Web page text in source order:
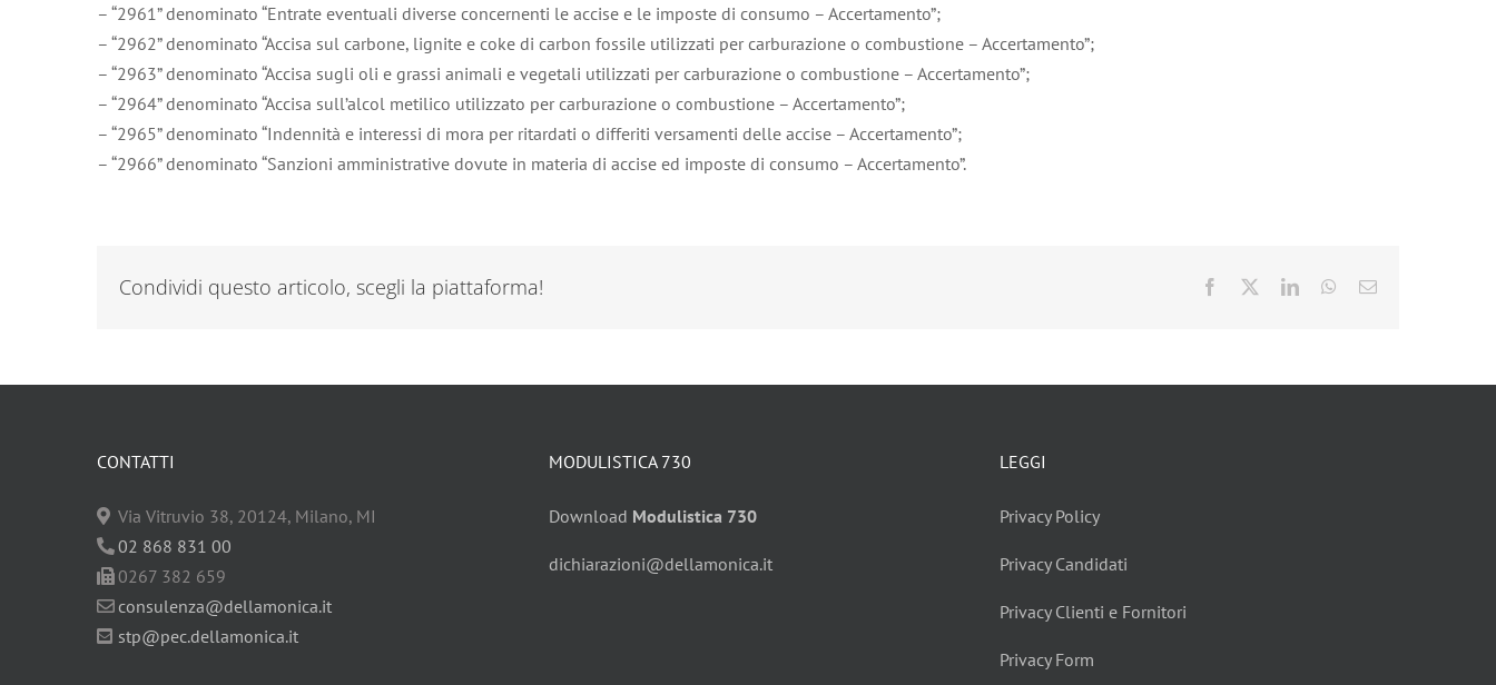
– “2961” denominato “Entrate eventuali diverse concernenti le accise e le imposte di consumo – Accertamento”;
– “2962” denominato “Accisa sul carbone, lignite e coke di carbon fossile utilizzati per carburazione o combustione – Accertamento”;
– “2963” denominato “Accisa sugli oli e grassi animali e vegetali utilizzati per carburazione o combustione – Accertamento”;
– “2964” denominato “Accisa sull’alcol metilico utilizzato per carburazione o combustione – Accertamento”;
– “2965” denominato “Indennità e interessi di mora per ritardati o differiti versamenti delle accise – Accertamento”;
– “2966” denominato “Sanzioni amministrative dovute in materia di accise ed imposte di consumo – Accertamento”.
Condividi questo articolo, scegli la piattaforma! Facebook LinkedInWhatsApp
Email
CONTATTI
Via Vitruvio 38, 20124, Milano, MI
02 868 831 00
0267 382 659
consulenza@dellamonica.it
stp@pec.dellamonica.it
MODULISTICA 730
Download Modulistica 730
dichiarazioni@dellamonica.it
LEGGI
Privacy Policy
Privacy Candidati
Privacy Clienti e Fornitori
Privacy Form